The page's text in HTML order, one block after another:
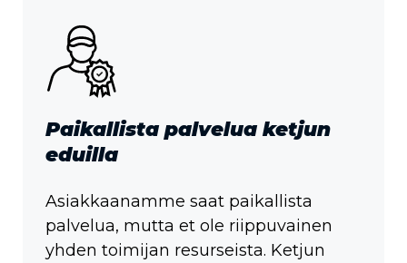
Paikallista palvelua ketjun
eduilla
Asiakkaanamme saat paikallista
palvelua, mutta et ole riippuvainen
yhden toimijan resurseista. Ketjun